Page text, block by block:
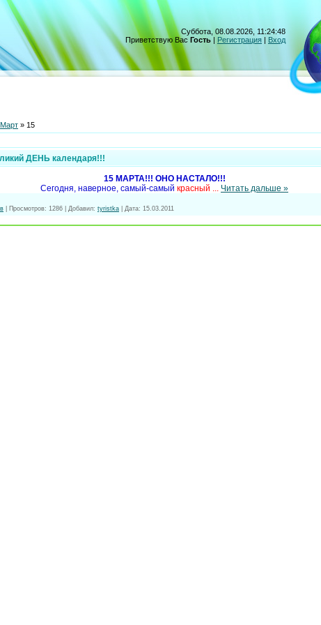
Суббота, 08.08.2026, 11:24:48
Приветствую Вас Гость | Регистрация | Вход
Март » 15
ДЕНЬ календаря!!!
15 МАРТА!!! ОНО НАСТАЛО!!!
Сегодня, наверное, самый-самый красный ... Читать дальше »
Просмотров: 1286 Добавил: tyristka Дата: 15.03.2011